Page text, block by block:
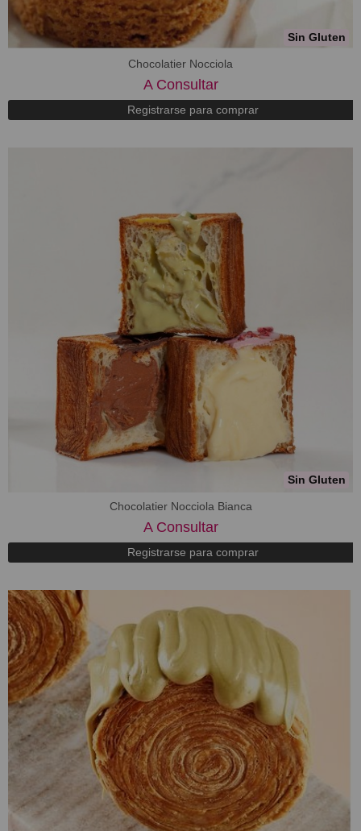
Sin Gluten
Chocolatier Nocciola
A Consultar
Registrarse para comprar
Sin Gluten
Chocolatier Nocciola Bianca
A Consultar
Registrarse para comprar